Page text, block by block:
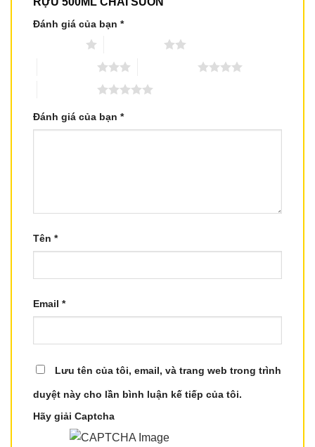
Đánh giá của bạn *
Đánh giá của bạn *
Tên *
Email *
Lưu tên của tôi, email, và trang web trong trình
duyệt này cho lần bình luận kế tiếp của tôi.
Hãy giải Captcha